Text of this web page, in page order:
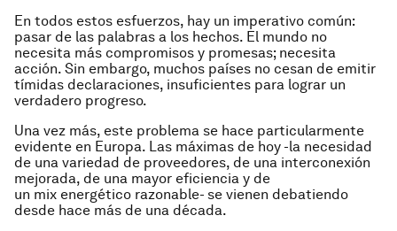
En todos estos esfuerzos, hay un imperativo común:
pasar de las palabras a los hechos. El mundo no
necesita más compromisos y promesas; necesita
acción. Sin embargo, muchos países no cesan de emitir
tímidas declaraciones, insuficientes para lograr un
verdadero progreso.
Una vez más, este problema se hace particularmente
evidente en Europa. Las máximas de hoy -la necesidad
de una variedad de proveedores, de una interconexión
mejorada, de una mayor eficiencia y de
un mix energético razonable- se vienen debatiendo
desde hace más de una década.